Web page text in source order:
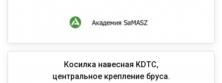
Косилка навесная KDTС,
центральное крепление бруса.